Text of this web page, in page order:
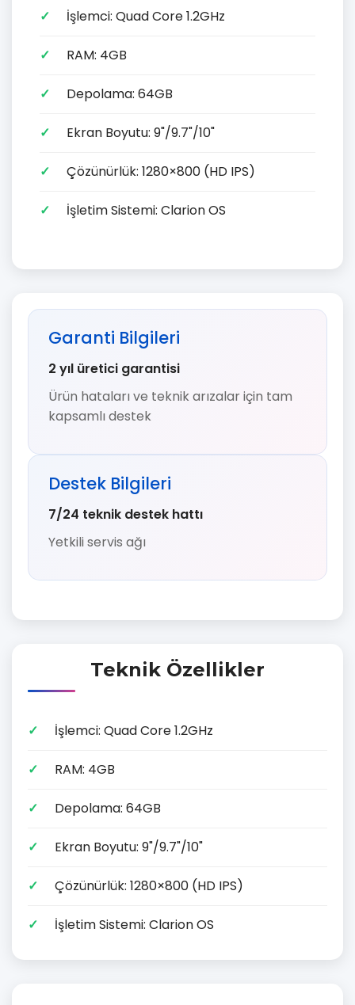
İşlemci: Quad Core 1.2GHz
RAM: 4GB
Depolama: 64GB
Ekran Boyutu: 9"/9.7"/10"
Çözünürlük: 1280×800 (HD IPS)
İşletim Sistemi: Clarion OS
Garanti Bilgileri
2 yıl üretici garantisi
Ürün hataları ve teknik arızalar için tam
kapsamlı destek
Destek Bilgileri
7/24 teknik destek hattı
Yetkili servis ağı
Teknik Özellikler
İşlemci: Quad Core 1.2GHz
RAM: 4GB
Depolama: 64GB
Ekran Boyutu: 9"/9.7"/10"
Çözünürlük: 1280×800 (HD IPS)
İşletim Sistemi: Clarion OS